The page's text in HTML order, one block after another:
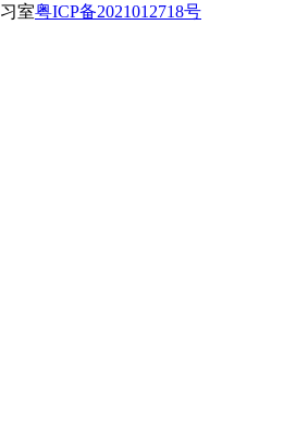
室粤ICP备2021012718号